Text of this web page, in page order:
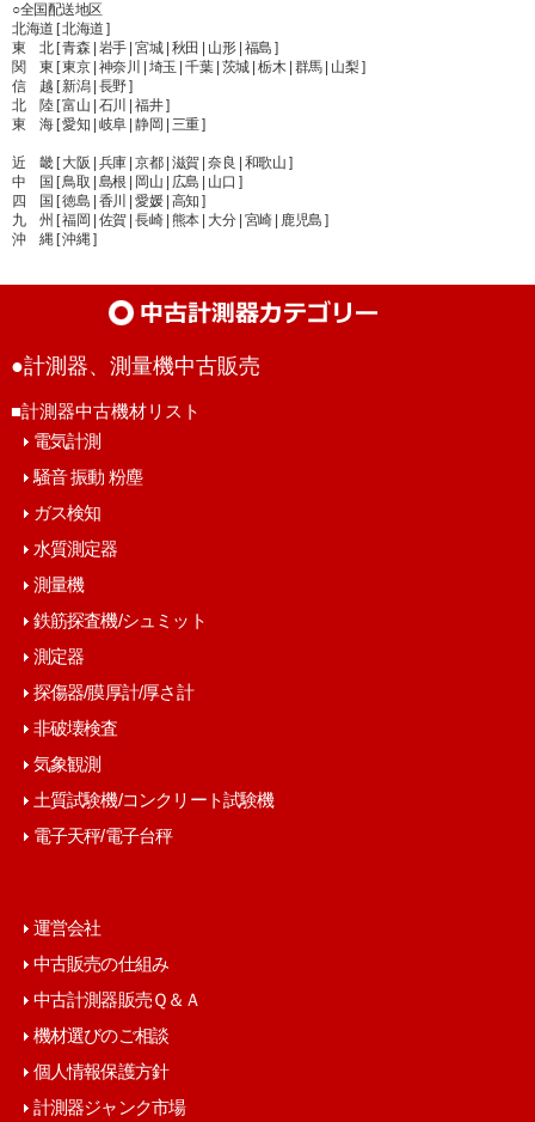
○全国配送地区
北海道 [ 北海道 ]
東 北 [ 青森 | 岩手 | 宮城 | 秋田 | 山形 | 福島 ]
関 東 [ 東京 | 神奈川 | 埼玉 | 千葉 | 茨城 | 栃木 | 群馬 | 山梨 ]
信 越 [ 新潟 | 長野 ]
北 陸 [ 富山 | 石川 | 福井 ]
東 海 [ 愛知 | 岐阜 | 静岡 | 三重 ]
近 畿 [ 大阪 | 兵庫 | 京都 | 滋賀 | 奈良 | 和歌山 ]
中 国 [ 鳥取 | 島根 | 岡山 | 広島 | 山口 ]
四 国 [ 徳島 | 香川 | 愛媛 | 高知 ]
九 州 [ 福岡 | 佐賀 | 長崎 | 熊本 | 大分 | 宮崎 | 鹿児島 ]
沖 縄 [ 沖縄 ]
●計測器、測量機中古販売
■計測器中古機材リスト
電気計測
騒音 振動 粉塵
ガス検知
水質測定器
測量機
鉄筋探査機/シュミット
測定器
探傷器/膜厚計/厚さ計
非破壊検査
気象観測
土質試験機/コンクリート試験機
電子天秤/電子台秤
運営会社
中古販売の仕組み
中古計測器販売Ｑ＆Ａ
機材選びのご相談
個人情報保護方針
計測器ジャンク市場